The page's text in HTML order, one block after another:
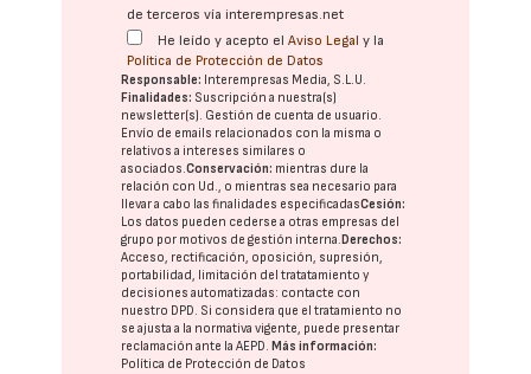
de terceros vía interempresas.net
He leído y acepto elAviso Legal y la
Política de Protección de Datos
Responsable: Interempresas Media, S.L.U.
Finalidades: Suscripción a nuestra(s)
newsletter(s). Gestión de cuenta de usuario.
Envío de emails relacionados con la misma o
relativos a intereses similares o
asociados.Conservación: mientras dure la
relación con Ud., o mientras sea necesario para
llevar a cabo las finalidades especificadasCesión:
Los datos pueden cederse a otras empresas del
grupo por motivos de gestión interna. Derechos:
Acceso, rectificación, oposición, supresión,
portabilidad, limitación del tratatamiento y
decisiones automatizadas: contacte con
nuestro DPD. Si considera que el tratamiento no
se ajusta a la normativa vigente, puede presentar
reclamación ante laAEPD. Más información:
Política de Protección de Datos